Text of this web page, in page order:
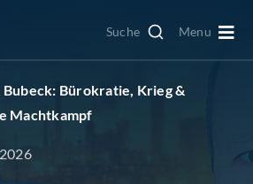
Suche Menu
Bubeck: Bürokratie, Krieg &
Machtkampf